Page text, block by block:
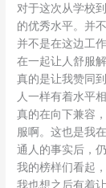
对于这次从学校
的优秀水平。并
并不是在这边工
在一起让人舒服
真的是让我赞同
人一样有着水平
真的在向下兼容
服啊。这也是我
通人的事实后，
我的榜样们看起
我也想之后有着